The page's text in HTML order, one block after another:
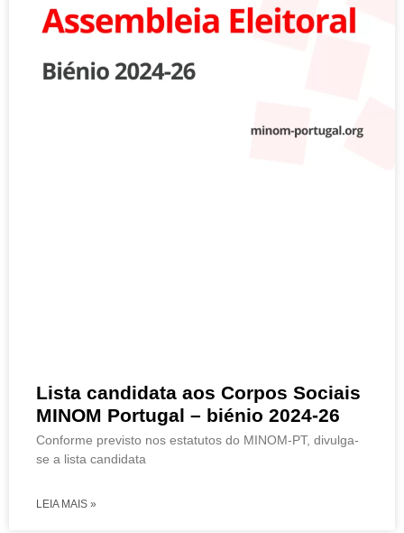
Lista candidata aos Corpos Sociais
MINOM Portugal – biénio 2024-26
Conforme previsto nos estatutos do MINOM-PT, divulga-
se a lista candidata
LEIA MAIS »